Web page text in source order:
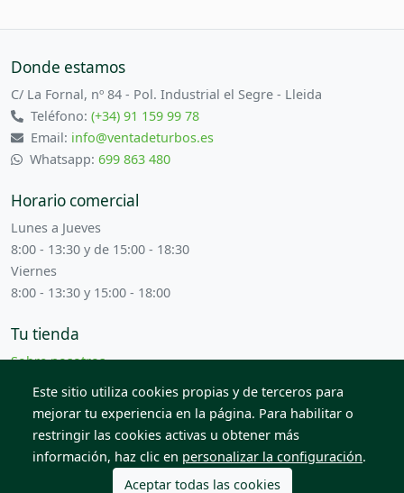
Donde estamos
C/ La Fornal, nº 84 - Pol. Industrial el Segre - Lleida
Teléfono:(+34) 91 159 99 78
Email: info@ventadeturbos.es
Whatsapp: 699 863 480
Horario comercial
Lunes a Jueves
8:00 - 13:30 y de 15:00 - 18:30
Viernes
8:00 - 13:30 y 15:00 - 18:00
Tu tienda
Sobre nosotros
Términos y condiciones
Contacta con nosotros
© 2026 Todos los derechos reservados. Venta de Piezas
2012 S.L.
Este sitio utiliza cookies propias y de terceros para
mejorar tu experiencia en la página. Para habilitar o
restringir las cookies activas u obtener más
información, haz clic en personalizar la configuración.
Aceptar todas las cookies